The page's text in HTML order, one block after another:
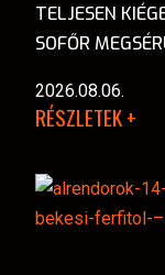
TELJESEN
SOFŐR
2026.08.06.
RÉSZLETEK +